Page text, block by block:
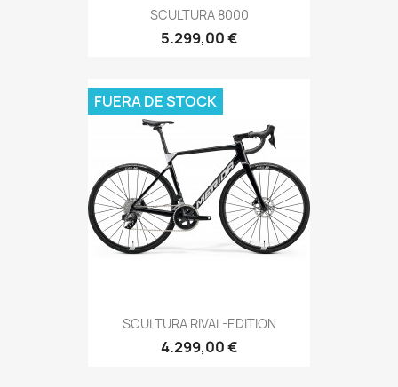
SCULTURA 8000
5.299,00 €
SCULTURA RIVAL-EDITION
4.299,00 €
FUERA DE STOCK